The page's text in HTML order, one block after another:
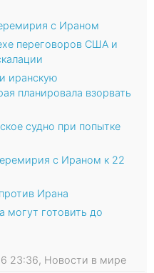
с Ираном
переговоров США и
иранскую
планировала взорвать
судно при попытке
с Ираном к 22
Ирана
готовить до
23:36, Новости в мире